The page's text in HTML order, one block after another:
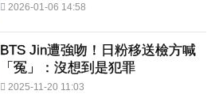
2026-01-06 14:58
BTS Jin遭強吻！日粉移送檢方喊
「冤」：沒想到是犯罪
2025-11-20 11:03